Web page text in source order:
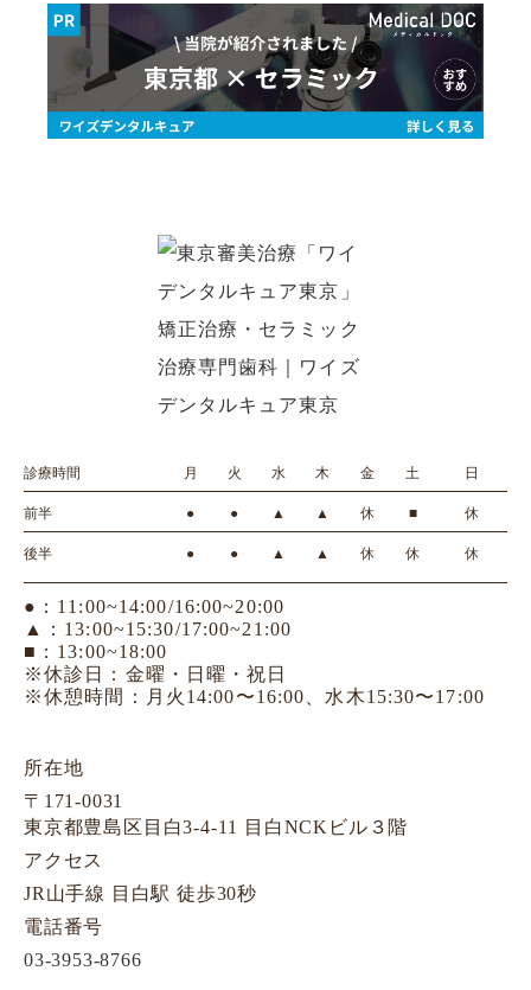
診療時間 月 火 水 木 金 土 日
前半 ● ● ▲ ▲ 休 ■ 休
後半 ● ● ▲ ▲ 休 休 休
●：11:00~14:00/16:00~20:00
▲：13:00~15:30/17:00~21:00
■：13:00~18:00
※休診日：金曜・日曜・祝日
※休憩時間：月火14:00〜16:00、水木15:30〜17:00
所在地
〒171-0031
東京都豊島区目白3-4-11 目白NCKビル３階
アクセス
JR山手線 目白駅 徒歩30秒
電話番号
03-3953-8766